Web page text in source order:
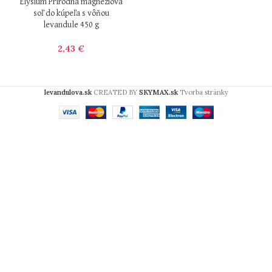
Elysium Prírodná magnéziová
soľ do kúpeľa s vôňou
levandule 450 g
2,43 €
levandulova.sk CREATED BY SKYMAX.skTvorba stránky